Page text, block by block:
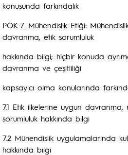
konusunda farkındalık
PÖK-7. Mühendislik Etiği:
davranma, etik sorumluluk
hakkında bilgi; hiçbir konuda
davranma ve çeşitliliği
kapsayıcı olma konularında
7.1 Etik ilkelerine uygun davranma,
sorumluluk hakkında bilgi
7.2 Mühendislik uygulamalarında
hakkında bilgi